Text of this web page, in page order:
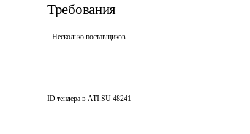
Требования
Несколько поставщиков
ID тендера в ATI.SU 48241